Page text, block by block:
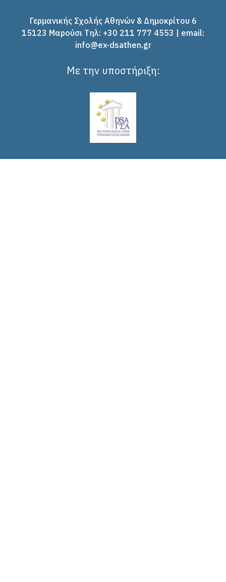
Γερμανικής Σχολής Αθηνών & Δημοκρίτου 6
15123 Μαρούσι Tηλ: +30 211 777 4553 | email:
info@ex-dsathen.gr
Με την υποστήριξη: